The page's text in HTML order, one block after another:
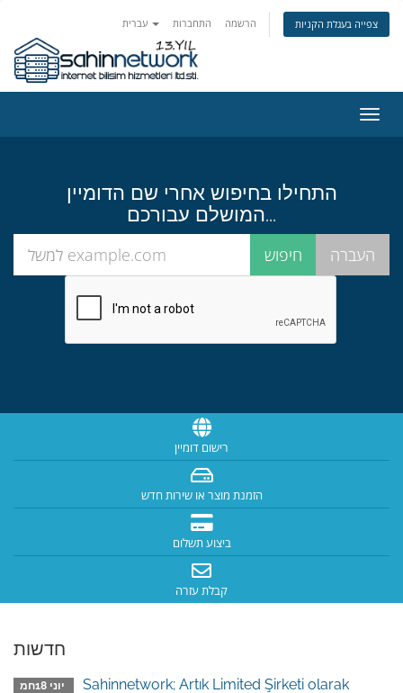
התחברות הרשמה צפייה בעגלת הקניות
ניווט
התחילו בחיפוש אחרי שם הדומיין
המושלם עבורכם...
רישום דומיין
הזמנת מוצר או שירות חדש
ביצוע תשלום
קבלת עזרה
חדשות
Sahinnetwork; Artık Limited Şirketi olarak